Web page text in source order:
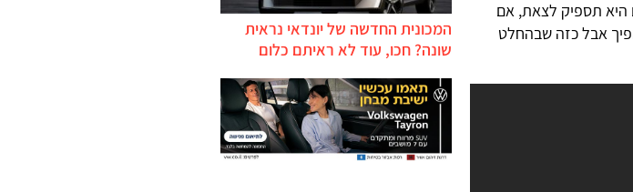
תספיק לצאת, אם
אבל כזה שבהחלט
המכונית החדשה של יונדאי נראית
שונה? חכו, עוד לא ראיתם כלום